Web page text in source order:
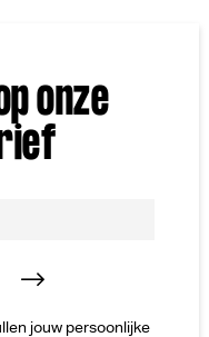
onze
jouw persoonlijke